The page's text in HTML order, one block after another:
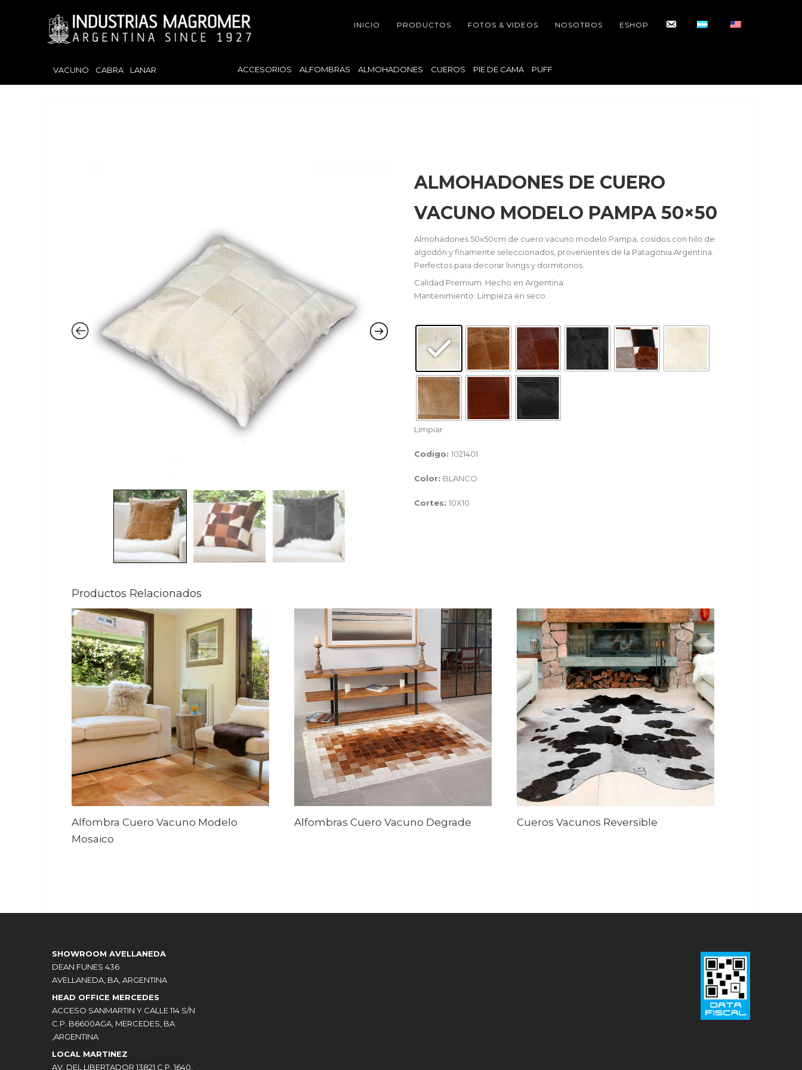
INICIO PRODUCTOS FOTOS & VIDEOS NOSOTROS ESHOP CONTACTO
VACUNO CABRA LANAR ACCESORIOS ALFOMBRAS ALMOHADONES CUEROS PIE DE CAMA PUFF
ALMOHADONES DE CUERO
VACUNO MODELO PAMPA 50×50
Almohadones 50x50cm de cuero vacuno modelo Pampa, cosidos con hilo de
algodón y finamente seleccionados, provenientes de la Patagonia Argentina.
Perfectos para decorar livings y dormitorios.
Calidad Premium. Hecho en Argentina.
Mantenimiento: Limpieza en seco.
Limpiar
Codigo:1021401
Color: BLANCO
Cortes:10X10
Productos Relacionados
Alfombra Cuero Vacuno Modelo
Mosaico
Alfombras Cuero Vacuno Degrade Cueros Vacunos Reversible
SHOWROOM AVELLANEDA
DEAN FUNES 436
AVELLANEDA, BA, ARGENTINA
HEAD OFFICE MERCEDES
ACCESO SANMARTIN Y CALLE 114 S/N
C.P. B6600AGA, MERCEDES, BA
,ARGENTINA
LOCAL MARTINEZ
AV. DEL LIBERTADOR 13821 C.P. 1640,